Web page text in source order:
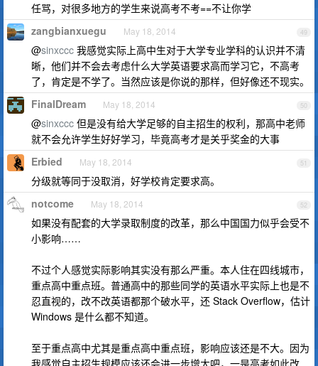
任骂，对很多地方的学生来说高考不考==不让你学
49
zangbianxuegu May 18, 2014
@sinxccc 我感觉实际上高中生对于大学专业学科的认识并不清
晰，他们并不会去考虑什么大学英语要求高而学习它，不高考
了，肯定是不学了。当然应该是你说的那样，但好像还不现实。
50
FinalDream May 18, 2014
@sinxccc 但是没有给大学足够的自主招生的权利，那高中老师
就不会允许学生好好学习，毕竟高考才是关乎奖金的大事
51
Erbied May 18, 2014
分级就等同于没取消，好学校肯定要求高。
52
notcome May 18, 2014
如果没有配套的大学录取制度的改革，那么中国国力似乎会受不
小影响……
不过个人感觉实际影响其实没有那么严重。本人住在四线城市，
重点高中重点班。普通高中的那些同学的英语水平实际上也是不
忍直视的，改不改英语都那个破水平，还 Stack Overflow，估计
Windows 是什么都不知道。
至于重点高中尤其是重点高中重点班，影响应该还是不大。因为
我感觉自主招生规模应该还会进一步增大吧，一是高考如此改